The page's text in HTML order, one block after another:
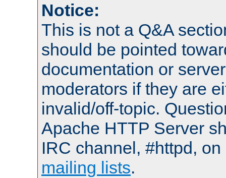
Notice:
This is not a Q&A
should be pointed
documentation or
moderators if they are
invalid/off-topic.
Apache HTTP Server
IRC channel, #httpd,
mailing lists.